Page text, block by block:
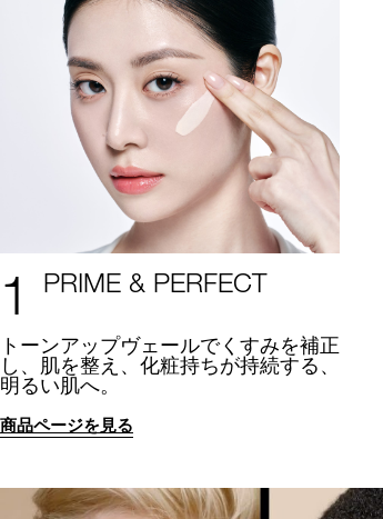
1 PRIME & PERFECT
トーンアップヴェールでくすみを補正
し、肌を整え、化粧持ちが持続する、
明るい肌へ。
商品ページを見る